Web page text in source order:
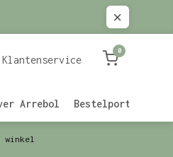
Klantenservice
0
Arrebol Bestelportaal
winkel